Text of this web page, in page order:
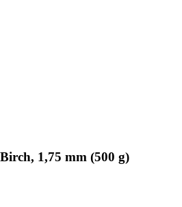
1,75 mm (500 g)